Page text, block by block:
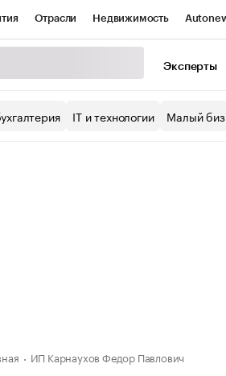
Отрасли Недвижимость
Эксперты
IT и технологии Малый
ИП Карнаухов Федор Павлович